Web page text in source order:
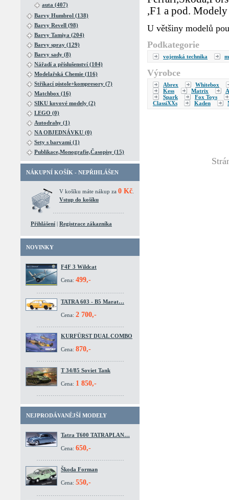
auta (407)
Barvy Humbrol (138)
Barvy Revell (98)
Barvy Tamiya (204)
Barvy spray (129)
Barvy sady (8)
Nářadí a příslušenství (104)
Modelařská Chemie (116)
Stříkací pistole+kompresory (7)
Matchbox (16)
SIKU kovové modely (2)
LEGO (0)
Autodrahy (1)
NA OBJEDNÁVKU (0)
Sety s barvami (1)
Publikace,Monografie,Časopisy (15)
NÁKUPNÍ KOŠÍK - NEPŘIHLÁŠEN
V košíku máte nákup za 0 Kč
Vstup do košíku
Přihlášení | Registrace zákazníka
NOVINKY
F4F 3 Wildcat
Cena: 499,-
TATRA 603 - B5 Marat…
Cena: 2 700,-
KURFÜRST DUAL COMBO
Cena: 870,-
T 34/85 Soviet Tank
Cena: 1 850,-
NEJPRODÁVANĚJŠÍ MODELY
Tatra T600 TATRAPLAN…
Cena: 650,-
Škoda Forman
Cena: 550,-
,F1 a pod.
U většiny modelů
Podkategorie
vojenská technika
Výrobce
Abrex
Whitebox
Kess
Matrix
Spark
Fox Toys
ClassiXXs
Kaden